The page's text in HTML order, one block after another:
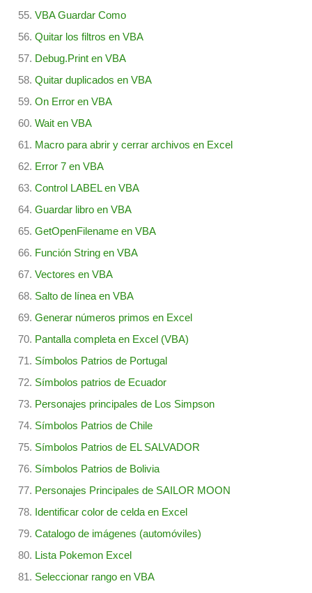
VBA Guardar Como
Quitar los filtros en VBA
Debug.Print en VBA
Quitar duplicados en VBA
On Error en VBA
Wait en VBA
Macro para abrir y cerrar archivos en Excel
Error 7 en VBA
Control LABEL en VBA
Guardar libro en VBA
GetOpenFilename en VBA
Función String en VBA
Vectores en VBA
Salto de línea en VBA
Generar números primos en Excel
Pantalla completa en Excel (VBA)
Símbolos Patrios de Portugal
Símbolos patrios de Ecuador
Personajes principales de Los Simpson
Símbolos Patrios de Chile
Símbolos Patrios de EL SALVADOR
Símbolos Patrios de Bolivia
Personajes Principales de SAILOR MOON
Identificar color de celda en Excel
Catalogo de imágenes (automóviles)
Lista Pokemon Excel
Seleccionar rango en VBA